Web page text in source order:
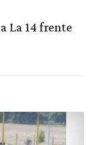
La 14 frente